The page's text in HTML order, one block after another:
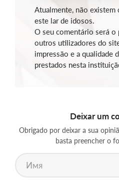
Atualmente, não existem
este lar de idosos.
O seu comentário será o
outros utilizadores do
impressão e a qualidade
prestados nesta
Deixar um
Obrigado por deixar a sua
basta preencher o